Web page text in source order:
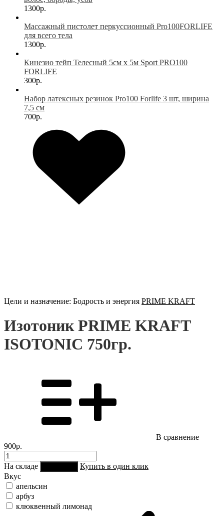
1300р.
Массажный пистолет перкуссионный Pro100FORLIFE
для всего тела
1300р.
Кинезио тейп Телесный 5см х 5м Sport PRO100
FORLIFE
300р.
Набор латексных резинок Pro100 Forlife 3 шт, ширина
7,5 см
700р.
Цели и назначение: Бодрость и энергия PRIME KRAFT
Изотоник PRIME KRAFT
ISOTONIC 750гр.
В сравнение
900р.
На складе
Купить в один клик
Вкус
апельсин
арбуз
клюквенный лимонад